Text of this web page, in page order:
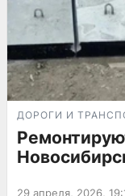
ДОРОГИ И
29 апреля, 2026,